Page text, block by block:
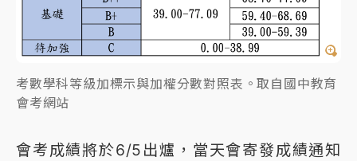
考數學科等級加標示與加權分數對照表。取自國中教育
會考網站
會考成績將於6/5出爐，當天會寄發成績通知